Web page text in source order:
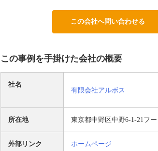
この会社へ問い合わせる
この事例を手掛けた会社の概要
社名
有限会社アルボス
所在地 東京都中野区中野6-1-21フ
外部リンク ホームページ